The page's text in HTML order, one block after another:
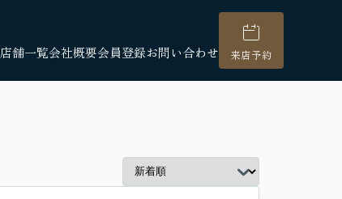
店舗一覧会社概要会員登録お問い合わせ 来店予約